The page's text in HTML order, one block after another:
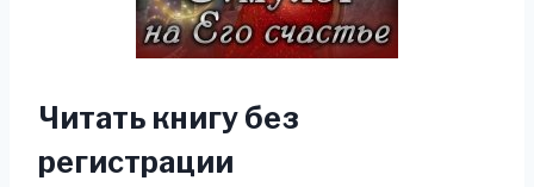
Читать книгу без
регистрации